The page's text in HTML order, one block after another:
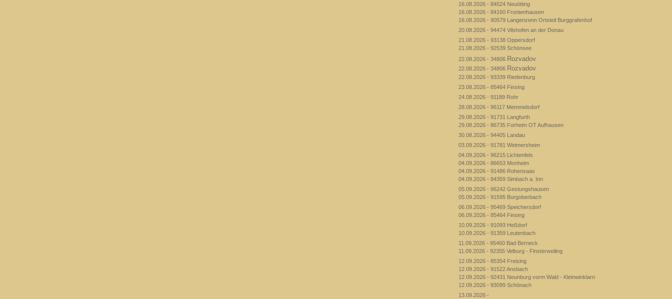
16.08.2026 - 84524 Neuötting
16.08.2026 - 84160 Frontenhausen
16.08.2026 - 90579 Langenzenn Ortsteil Burggrafenhof
20.08.2026 - 94474 Vilshofen an der Donau
21.08.2026 - 93138 Oppersdorf
21.08.2026 - 92539 Schönsee
22.08.2026 - 34806 Rozvadov
22.08.2026 - 34806 Rozvadov
22.08.2026 - 93339 Riedenburg
23.08.2026 - 85464 Finsing
24.08.2026 - 91189 Rohr
28.08.2026 - 96117 Memmelsdorf
29.08.2026 - 91731 Langfurth
29.08.2026 - 86735 Forheim OT Aufhausen
30.08.2026 - 94405 Landau
03.09.2026 - 91781 Weimersheim
04.09.2026 - 96215 Lichtenfels
04.09.2026 - 86653 Monheim
04.09.2026 - 91486 Rohensaas
04.09.2026 - 84359 Simbach a. Inn
05.09.2026 - 96242 Gestungshausen
05.09.2026 - 91595 Burgoberbach
06.09.2026 - 95469 Speichersdorf
06.09.2026 - 85464 Finsing
10.09.2026 - 91093 Heßdorf
10.09.2026 - 91359 Leutenbach
11.09.2026 - 95460 Bad Berneck
11.09.2026 - 92355 Velburg - Finsterweiling
12.09.2026 - 85354 Freising
12.09.2026 - 91522 Ansbach
12.09.2026 - 92431 Neunburg vorm Wald - Kleinwinklarn
12.09.2026 - 93099 Schönach
13.09.2026 -